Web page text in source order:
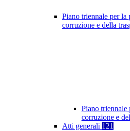
Piano triennale per la
corruzione e della
Piano triennale
corruzione e
Atti generali 121